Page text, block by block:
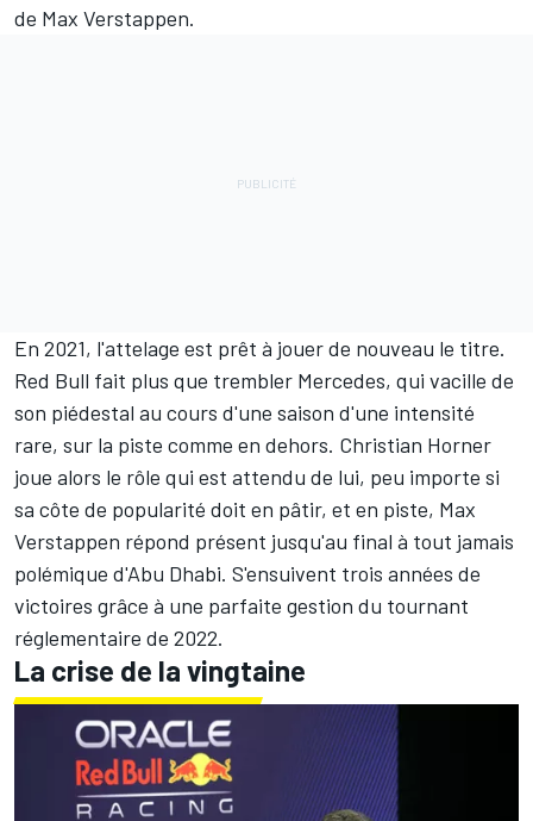
de Max Verstappen.
En 2021, l'attelage est prêt à jouer de nouveau le titre.
Red Bull fait plus que trembler Mercedes, qui vacille de
son piédestal au cours d'une saison d'une intensité
rare, sur la piste comme en dehors. Christian Horner
joue alors le rôle qui est attendu de lui, peu importe si
sa côte de popularité doit en pâtir, et en piste, Max
Verstappen répond présent jusqu'au final à tout jamais
polémique d'Abu Dhabi. S'ensuivent trois années de
victoires grâce à une parfaite gestion du tournant
réglementaire de 2022.
La crise de la vingtaine